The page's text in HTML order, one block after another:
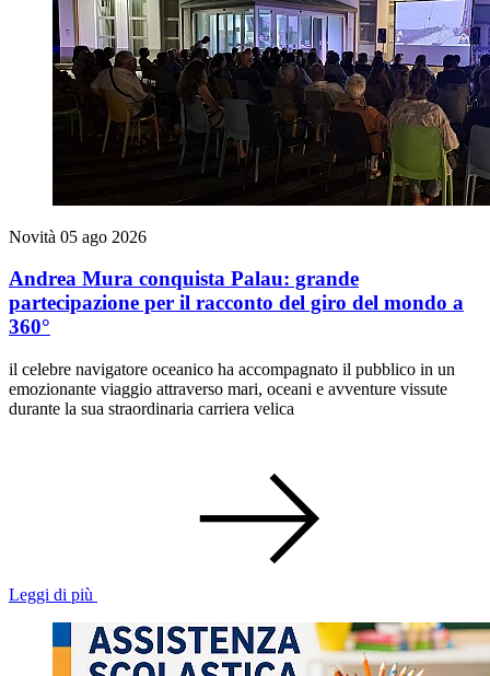
Novità 05 ago 2026
Andrea Mura conquista Palau: grande
partecipazione per il racconto del giro del mondo a
360°
il celebre navigatore oceanico ha accompagnato il pubblico in un
emozionante viaggio attraverso mari, oceani e avventure vissute
durante la sua straordinaria carriera velica
Leggi di più